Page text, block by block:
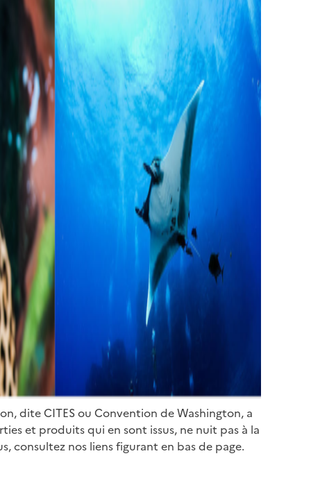
dite CITES ou Convention de Washington, a
et produits qui en sont issus, ne nuit pas à la
consultez nos liens figurant en bas de page.